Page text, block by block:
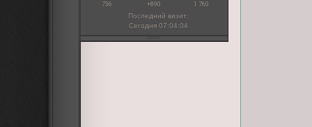
736
+890
1 760
Последний визит:
Сегодня 07:04:04